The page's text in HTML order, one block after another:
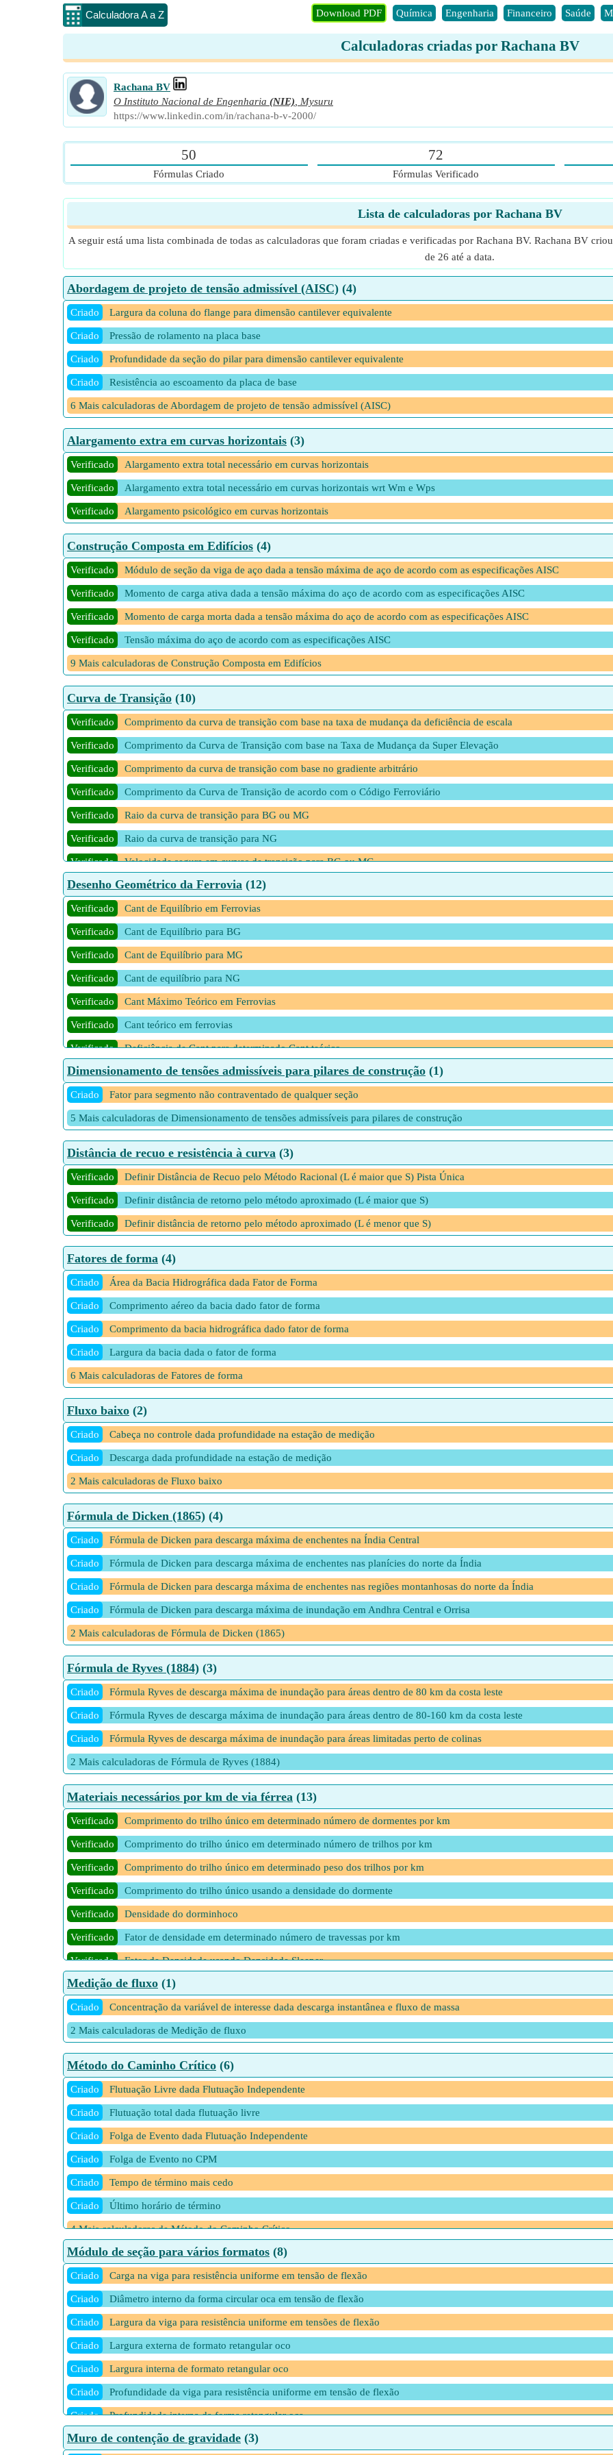
Calculadora A a Z Download PDF Química Engenharia Financeiro Saúde
Calculadoras criadas por Rachana BV
Rachana BV
O Instituto Nacional de Engenharia (NIE)
Mysuru
https://www.linkedin.com/in/rachana-b-v-2000/
50
Fórmulas Criado
72
Fórmulas Verificado
Lista de calculadoras por Rachana BV
A seguir está uma lista combinada de todas as calculadoras que foram criadas e verificadas por Rachana BV. Rachana BV
de 26 até a data.
Abordagem de projeto de tensão admissível (AISC) (4)
Criado Largura da coluna do flange para dimensão cantilever equivalente
Criado Pressão de rolamento na placa base
Criado Profundidade da seção do pilar para dimensão cantilever equivalente
Criado Resistência ao escoamento da placa de base
6 Mais calculadoras de Abordagem de projeto de tensão admissível (AISC)
Alargamento extra em curvas horizontais (3)
Verificado Alargamento extra total necessário em curvas horizontais
Verificado Alargamento extra total necessário em curvas horizontais wrt Wm e Wps
Verificado Alargamento psicológico em curvas horizontais
Construção Composta em Edifícios (4)
Verificado Módulo de seção da viga de aço dada a tensão máxima de aço de acordo com as especificações AISC
Verificado Momento de carga ativa dada a tensão máxima do aço de acordo com as especificações AISC
Verificado Momento de carga morta dada a tensão máxima do aço de acordo com as especificações AISC
Verificado Tensão máxima do aço de acordo com as especificações AISC
9 Mais calculadoras de Construção Composta em Edifícios
Curva de Transição (10)
Verificado Comprimento da curva de transição com base na taxa de mudança da deficiência de escala
Verificado Comprimento da Curva de Transição com base na Taxa de Mudança da Super Elevação
Verificado Comprimento da curva de transição com base no gradiente arbitrário
Verificado Comprimento da Curva de Transição de acordo com o Código Ferroviário
Verificado Raio da curva de transição para BG ou MG
Verificado Raio da curva de transição para NG
Verificado Velocidade segura em curvas de transição para BG ou MG
Verificado Velocidade segura em curvas de transição para NG
Verificado Velocidades de Comprimento de Curvas de Transição para Altas Velocidades
Verificado Velocidades do comprimento das curvas de transição para velocidades normais
Desenho Geométrico da Ferrovia (12)
Verificado Cant de Equilíbrio em Ferrovias
Verificado Cant de Equilíbrio para BG
Verificado Cant de Equilíbrio para MG
Verificado Cant de equilíbrio para NG
Verificado Cant Máximo Teórico em Ferrovias
Verificado Cant teórico em ferrovias
Verificado Deficiência de Cant para determinado Cant teórico
Verificado Deficiência de Cant para determinado Cant teórico máximo
Verificado Grau de Curva em Ferrovias
Verificado Média ponderada de trens diferentes em velocidades diferentes
Verificado Mudança nas ferrovias para a parábola cúbica
Verificado Raio para determinado Grau de Curva em Ferrovias
Dimensionamento de tensões admissíveis para pilares de construção (1)
Criado Fator para segmento não contraventado de qualquer seção
5 Mais calculadoras de Dimensionamento de tensões admissíveis para pilares de construção
Distância de recuo e resistência à curva (3)
Verificado Definir Distância de Recuo pelo Método Racional (L é maior que S) Pista Única
Verificado Definir distância de retorno pelo método aproximado (L é maior que S)
Verificado Definir distância de retorno pelo método aproximado (L é menor que S)
Fatores de forma (4)
Criado Área da Bacia Hidrográfica dada Fator de Forma
Criado Comprimento aéreo da bacia dado fator de forma
Criado Comprimento da bacia hidrográfica dado fator de forma
Criado Largura da bacia dada o fator de forma
6 Mais calculadoras de Fatores de forma
Fluxo baixo (2)
Criado Cabeça no controle dada profundidade na estação de medição
Criado Descarga dada profundidade na estação de medição
2 Mais calculadoras de Fluxo baixo
Fórmula de Dicken (1865) (4)
Criado Fórmula de Dicken para descarga máxima de enchentes na Índia Central
Criado Fórmula de Dicken para descarga máxima de enchentes nas planícies do norte da Índia
Criado Fórmula de Dicken para descarga máxima de enchentes nas regiões montanhosas do norte da Índia
Criado Fórmula de Dicken para descarga máxima de inundação em Andhra Central e Orrisa
2 Mais calculadoras de Fórmula de Dicken (1865)
Fórmula de Ryves (1884) (3)
Criado Fórmula Ryves de descarga máxima de inundação para áreas dentro de 80 km da costa leste
Criado Fórmula Ryves de descarga máxima de inundação para áreas dentro de 80-160 km da costa leste
Criado Fórmula Ryves de descarga máxima de inundação para áreas limitadas perto de colinas
2 Mais calculadoras de Fórmula de Ryves (1884)
Materiais necessários por km de via férrea (13)
Verificado Comprimento do trilho único em determinado número de dormentes por km
Verificado Comprimento do trilho único em determinado número de trilhos por km
Verificado Comprimento do trilho único em determinado peso dos trilhos por km
Verificado Comprimento do trilho único usando a densidade do dormente
Verificado Densidade do dorminhoco
Verificado Fator de densidade em determinado número de travessas por km
Verificado Fator de Densidade usando Densidade Sleeper
Verificado Número de Dormentes por km
Verificado Número de trilhos por km
Verificado Número de trilhos por km em determinado número de dormentes por km
Verificado Número de trilhos por km em determinado peso de trilhos por km
Verificado Peso do trilho por m em determinado Peso dos trilhos por km
Verificado Peso dos trilhos por km
10 Mais calculadoras de Materiais necessários por km de via férrea
Medição de fluxo (1)
Criado Concentração da variável de interesse dada descarga instantânea e fluxo de massa
2 Mais calculadoras de Medição de fluxo
Método do Caminho Crítico (6)
Criado Flutuação Livre dada Flutuação Independente
Criado Flutuação total dada flutuação livre
Criado Folga de Evento dada Flutuação Independente
Criado Folga de Evento no CPM
Criado Tempo de término mais cedo
Criado Último horário de término
4 Mais calculadoras de Método do Caminho Crítico
Módulo de seção para vários formatos (8)
Criado Carga na viga para resistência uniforme em tensão de flexão
Criado Diâmetro interno da forma circular oca em tensão de flexão
Criado Largura da viga para resistência uniforme em tensões de flexão
Criado Largura externa de formato retangular oco
Criado Largura interna de formato retangular oco
Criado Profundidade da viga para resistência uniforme em tensão de flexão
Criado Profundidade interna da forma retangular oca
Criado Tensão de flexão admissível
Muro de contenção de gravidade (3)